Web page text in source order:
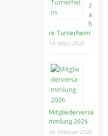
J
a
h
re Turnerheim
14. März 2026
Mitgliederversa
mmlung 2026
24. Februar 2026